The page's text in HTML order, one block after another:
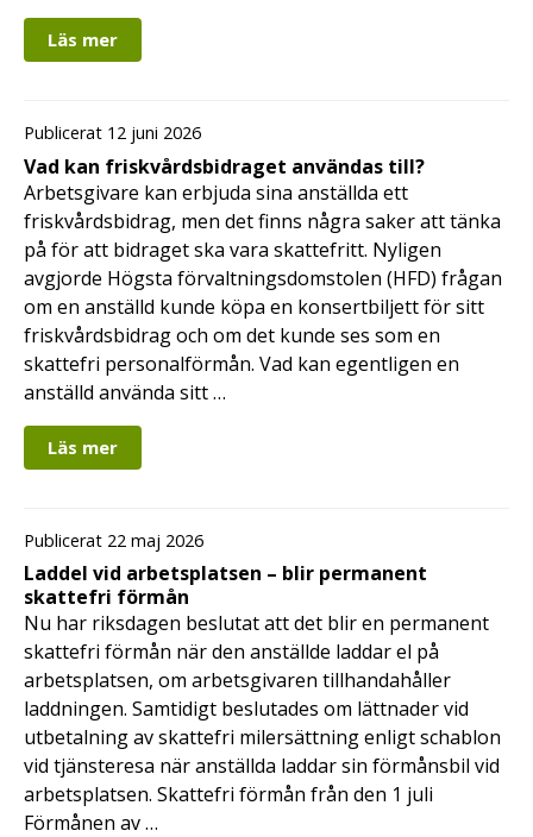
Läs mer
Publicerat 12 juni 2026
Vad kan friskvårdsbidraget användas till?
Arbetsgivare kan erbjuda sina anställda ett
friskvårdsbidrag, men det finns några saker att tänka
på för att bidraget ska vara skattefritt. Nyligen
avgjorde Högsta förvaltningsdomstolen (HFD) frågan
om en anställd kunde köpa en konsertbiljett för sitt
friskvårdsbidrag och om det kunde ses som en
skattefri personalförmån. Vad kan egentligen en
anställd använda sitt …
Läs mer
Publicerat 22 maj 2026
Laddel vid arbetsplatsen – blir permanent
skattefri förmån
Nu har riksdagen beslutat att det blir en permanent
skattefri förmån när den anställde laddar el på
arbetsplatsen, om arbetsgivaren tillhandahåller
laddningen. Samtidigt beslutades om lättnader vid
utbetalning av skattefri milersättning enligt schablon
vid tjänsteresa när anställda laddar sin förmånsbil vid
arbetsplatsen. Skattefri förmån från den 1 juli
Förmånen av …